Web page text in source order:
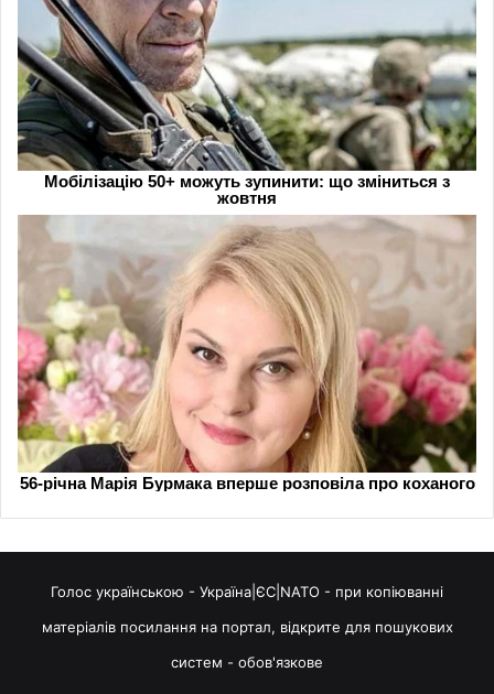
Голос українською - Україна|ЄС|NATO - при копіюванні
матеріалів посилання на портал, відкрите для пошукових
систем - обов'язкове